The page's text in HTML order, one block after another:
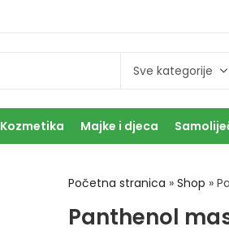
Kozmetika Majke i djeca
Početna stranica » Shop »
Panthenol